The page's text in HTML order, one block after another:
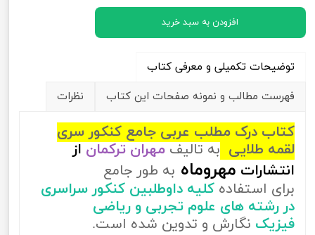
افزودن به سبد خرید
توضیحات تکمیلی و معرفی کتاب
فهرست مطالب و نمونه صفحات این کتاب
نظرات
کتاب درک مطلب عربی جامع کنکور سری
لقمه طلایی به تالیف مهران ترکمان از
انتشارات مهروماه به طور جامع
برای استفاده کلیه داوطلبین کنکور سراسری
در رشته های علوم تجربی و ریاضی
فیزیک نگارش و تدوین شده است.